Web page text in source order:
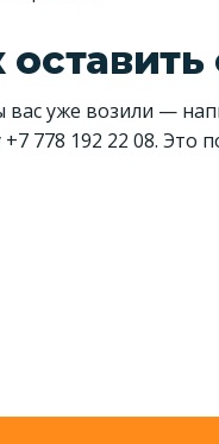
оставить
вас уже возили —
778 192 22 08. Это